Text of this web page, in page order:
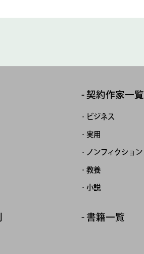
契約作家一覧
ビジネス
実用
ノンフィクション
教養
小説
書籍一覧